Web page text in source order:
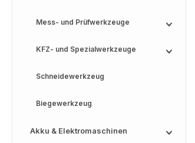
Mess- und Prüfwerkzeuge
KFZ- und Spezialwerkzeuge
Schneidewerkzeug
Biegewerkzeug
Akku & Elektromaschinen